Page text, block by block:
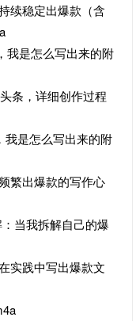
续稳定出爆款（含
我是怎么写出来的附
条，详细创作过程
我是怎么写出来的附
繁出爆款的写作心
当我拆解自己的爆
实践中写出爆款文